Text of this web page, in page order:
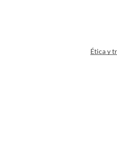
Ética y